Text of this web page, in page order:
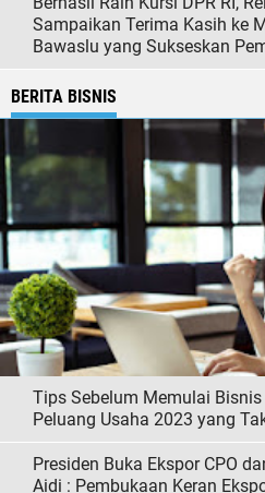
Sampaikan Terima Kasih ke
Bawaslu yang Sukseskan
BERITA BISNIS
Tips Sebelum Memulai
Peluang Usaha 2023 yang
Presiden Buka Ekspor CPO
Aidi : Pembukaan Keran